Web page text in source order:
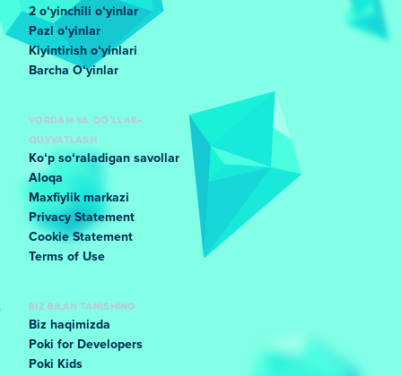
2 oʻyinchili oʻyinlar
Pazl oʻyinlar
Kiyintirish oʻyinlari
Barcha Oʻyinlar
YORDAM VA QO'LLAB-
QUVVATLASH
Koʻp soʻraladigan savollar
Aloqa
Maxfiylik markazi
Privacy Statement
Cookie Statement
Terms of Use
BIZ BILAN TANISHING
Biz haqimizda
Poki for Developers
Poki Kids